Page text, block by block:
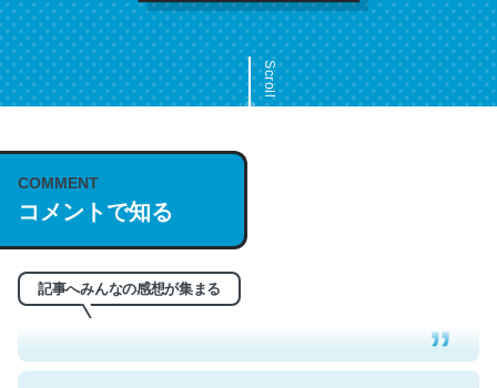
Scroll
COMMENT
コメントで知る
記事へみんなの感想が集まる
これは名文。彼はとてもクレバーなんだろうなと凄く思
う。英語少しでも読める人は原文もお勧め。自分はこの流
─今のこの状況が信じられるかい？ by ラーズ・ヌートバー